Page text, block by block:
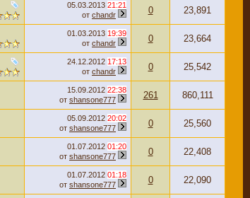
05.03.2013 21:21
от chandr 0 23,891
01.03.2013 19:39
от chandr 0 23,664
24.12.2012 17:13
от chandr 0 25,542
15.09.2012 22:38
от shansone777 261 860,111
05.09.2012 20:02
от shansone777 0 25,560
01.07.2012 01:20
от shansone777 0 22,408
01.07.2012 01:18
от shansone777 0 22,090